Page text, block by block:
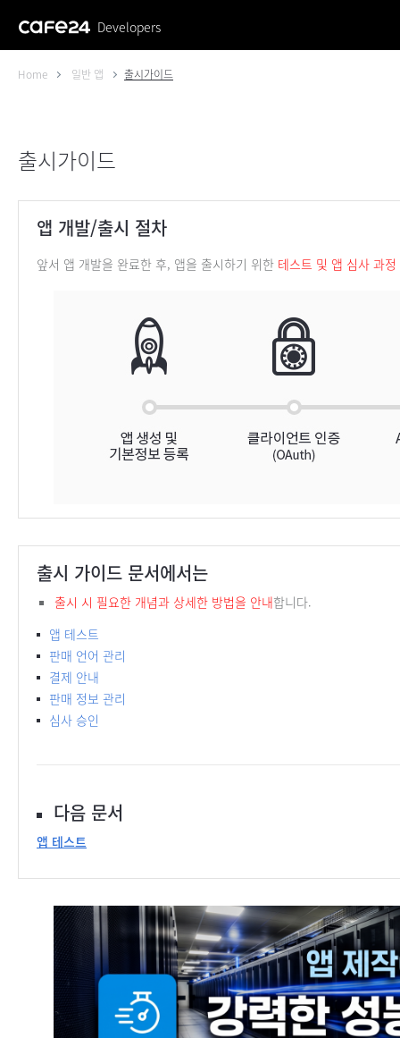
Developers
Home 일반 앱 출시가이드
출시가이드
앱 개발/출시 절차
앞서 앱 개발을 완료한 후, 앱을 출시하기 위한 테스트 및 앱 심사 과정
출시 가이드 문서에서는
출시 시 필요한 개념과 상세한 방법을 안내합니다.
앱 테스트
판매 언어 관리
결제 안내
판매 정보 관리
심사 승인
다음 문서
앱 테스트